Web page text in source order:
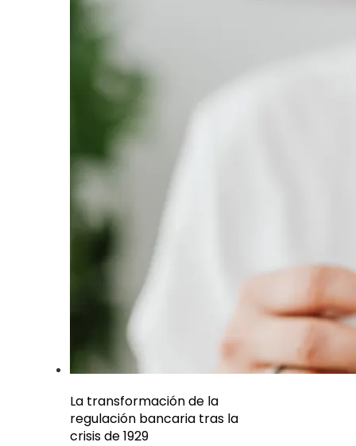
La transformación de la
regulación bancaria tras la
crisis de 1929